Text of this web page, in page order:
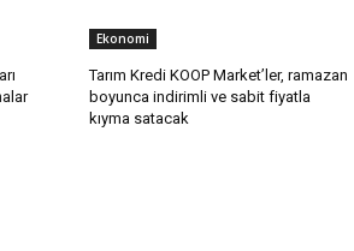
Ekonomi
Tarım Kredi KOOP Market’ler, ramazan
boyunca indirimli ve sabit fiyatla
kıyma satacak